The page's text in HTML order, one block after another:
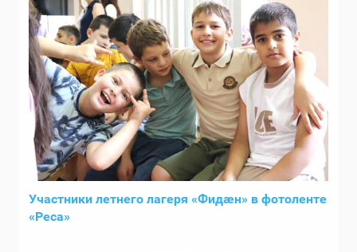
Участники летнего лагеря «Фидӕн» в фотоленте
«Реса»